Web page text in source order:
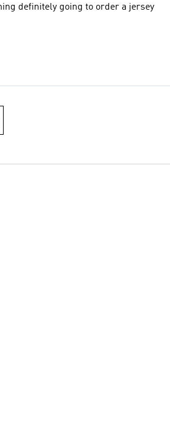
definitely going to order a jersey